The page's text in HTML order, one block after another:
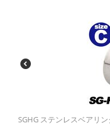
SGHG ステンレスベアリ